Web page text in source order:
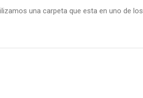
una carpeta que esta en uno de los